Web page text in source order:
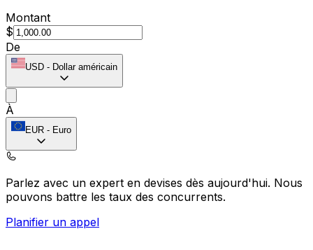
Montant
$
De
USD - Dollar américain
À
EUR - Euro
Parlez avec un expert en devises dès aujourd'hui. Nous
pouvons battre les taux des concurrents.
Planifier un appel